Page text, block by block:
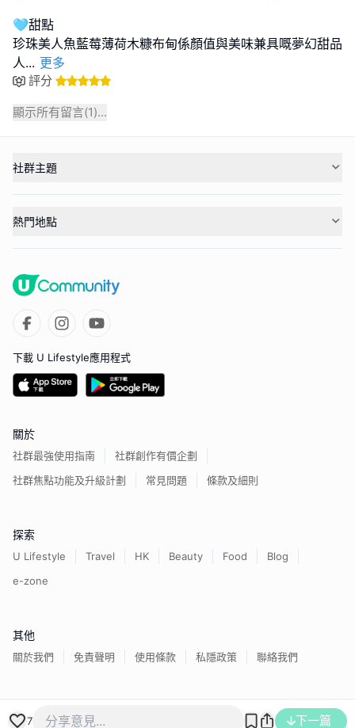
🩵甜點
珍珠美人魚藍莓薄荷木糠布甸係顏值與美味兼具嘅夢幻甜品
人... 更多
評分
顯示所有留言(1)...
7 下一篇
社群主題
熱門地點
下載 U Lifestyle應用程式
關於
社群最強使用指南
社群創作有價企劃
社群焦點功能及升級計劃
常見問題 條款及細則
探索
U Lifestyle Travel HK Beauty Food
Blog
e-zone
其他
關於我們 免責聲明 使用條款 私隱政策 聯絡我們
香港經濟日報版權所有©